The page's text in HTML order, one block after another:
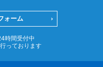
ォーム
時間受付中
っております